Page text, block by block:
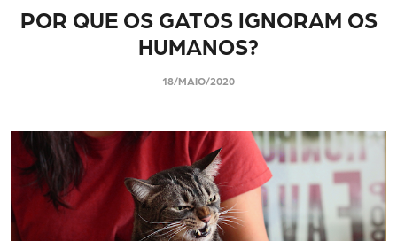
POR QUE OS GATOS IGNORAM OS
HUMANOS?
18/MAIO/2020